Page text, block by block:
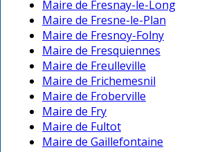
Maire de Fresnay-le-Long
Maire de Fresne-le-Plan
Maire de Fresnoy-Folny
Maire de Fresquiennes
Maire de Freulleville
Maire de Frichemesnil
Maire de Froberville
Maire de Fry
Maire de Fultot
Maire de Gaillefontaine